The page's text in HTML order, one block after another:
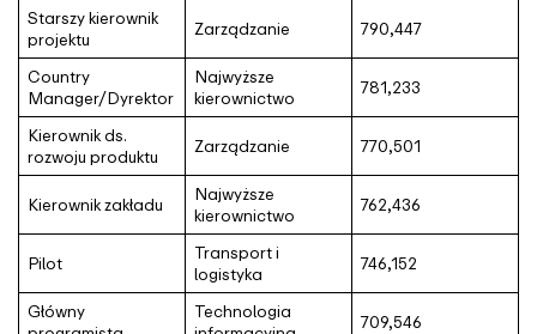
Starszy kierownik
projektu
Zarządzanie 790,447
Country
Manager/Dyrektor
Najwyższe
kierownictwo
781,233
Kierownik ds.
rozwoju produktu
Zarządzanie 770,501
Kierownik zakładu
Najwyższe
kierownictwo
762,436
Pilot
Transport i
logistyka
746,152
Główny
Technologia
709,546